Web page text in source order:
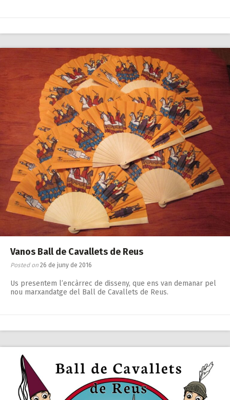
Vanos Ball de Cavallets de Reus
Posted on 26 de juny de 2016
Us presentem l’encàrrec de disseny, que ens van demanar pel
nou marxandatge del Ball de Cavallets de Reus.